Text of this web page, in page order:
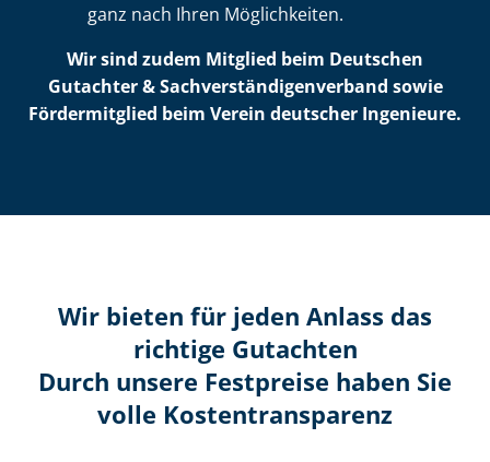
ganz nach Ihren Möglichkeiten.
Wir sind zudem Mitglied beim Deutschen
Gutachter & Sach­ver­stän­di­gen­ver­band sowie
Fördermitglied beim Verein deutscher Ingenieure.
Wir bieten für jeden Anlass das
richtige Gutachten
Durch unsere Festpreise haben Sie
volle Kosten­transparenz